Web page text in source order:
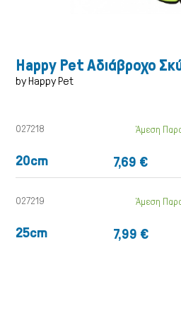
Γάτα
Happy Pet Αδιάβροχο
by Happy Pet
20cm
027218 Άμεση
7,69 €
25cm
027219 Άμεση
7,99 €